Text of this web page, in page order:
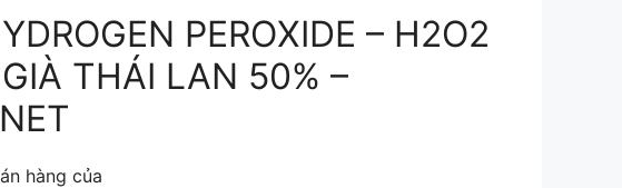
PEROXIDE – H2O2
THÁI LAN 50% –
hàng của